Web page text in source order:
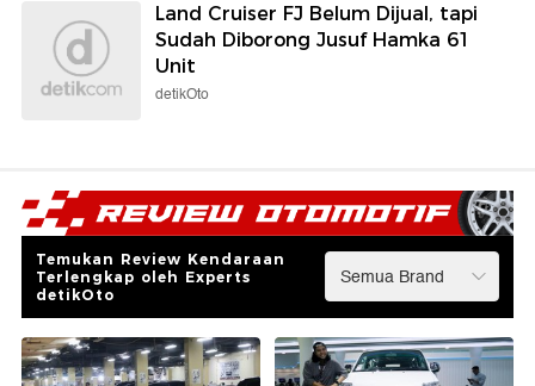
Land Cruiser FJ Belum Dijual, tapi
Sudah Diborong Jusuf Hamka 61
Unit
detikOto
Temukan Review Kendaraan
Terlengkap oleh Experts
detikOto